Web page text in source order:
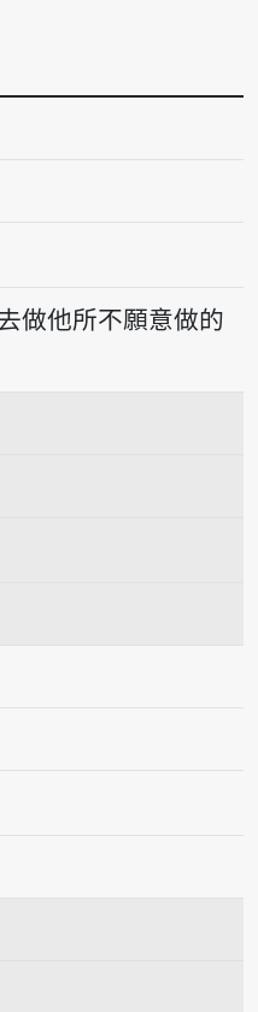
音讀bián-kióng
做他所不願意做的
讀ka-kiông